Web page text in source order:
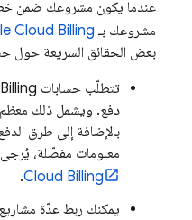
مشروعك بـ Cloud Billing
بعض الحقائق السريعة حول
تتطلّب حسابات
دفع. ويشمل ذلك معظم
بالإضافة إلى طرق
معلومات مفصّلة، يُرجى
Cloud Billing
.